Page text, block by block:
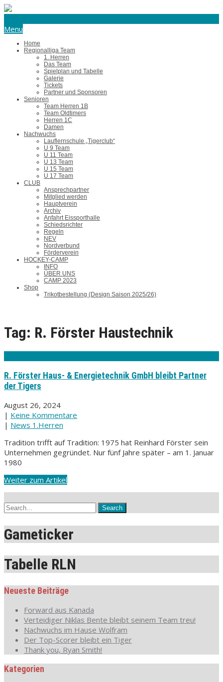
Menu
Home
Regionalliga Team
1. Herren
Das Team
Spielplan und Tabelle
Galerie
Tickets
Partner und Sponsoren
Senioren
Team Herren 1B
Team Oldtimers
Herren 1C
Damen
Nachwuchs
Lauflernschule „Tigerclub“
U 9 Team
U 11 Team
U 13 Team
U 15 Team
U 17 Team
CLUB
Ansprechpartner
Mitglied werden
Hauptverein
Archiv
Anfahrt Eissporthalle
Schiedsrichter
Regeln
NEV
Nordverbund
Förderverein
HOCKEY-CAMP
INFO
ÜBER UNS
CAMP 2023
Shop
Trikotbestellung (Design Saison 2025/26)
Tag: R. Förster Haustechnik
R. Förster Haus- & Energietechnik GmbH bleibt Partner
der Tigers
August 26, 2024
| Keine Kommentare
| News 1.Herren
Tradition trifft auf Tradition: 1975 hat Reinhard Förster sein
Unternehmen gegründet. Nur fünf Jahre später – am 1. Januar
1980
Weiter zum Artikel
Gameticker
Tabelle RLN
Neueste Beiträge
Forward aus Kanada
Verteidiger Niklas Bente bleibt seinem Team treu!
Nachwuchs im Hause Wolfram
Der Top-Scorer bleibt ein Tiger
Thank you, Ryan Smith!
Kategorien